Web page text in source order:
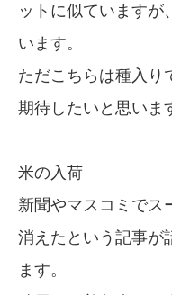
ットに似ていますが
います。
ただこちらは種入り
期待したいと思いま
米の入荷
新聞やマスコミでス
消えたという記事が
ます。